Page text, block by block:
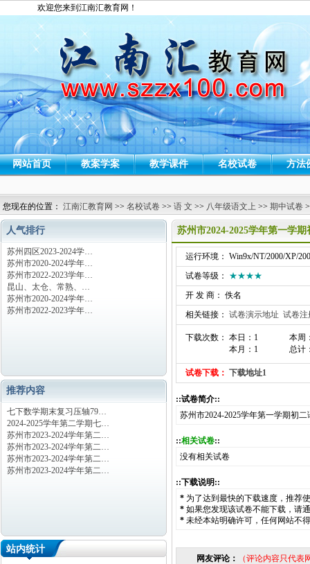
欢迎您来到江南汇教育网！
网站首页 教案学案 教学课件 名校试卷 方法
您现在的位置： 江南汇教育网 >> 名校试卷 >> 语 文 >> 八年级语文上 >> 期中试卷
人气排行
苏州四区2023-2024学…
苏州市2020-2024学年…
苏州市2022-2023学年…
昆山、太仓、常熟、…
苏州市2020-2024学年…
苏州市2022-2023学年…
推荐内容
七下数学期末复习压轴79…
2024-2025学年第二学期七…
苏州市2023-2024学年第二…
苏州市2023-2024学年第二…
苏州市2023-2024学年第二…
苏州市2023-2024学年第二…
站内统计
苏州市2024-2025学年第一学
运行环境： Win9x/NT/2000/XP/
试卷等级： ★★★★
开 发 商： 佚名
相关链接： 试卷演示地址 试卷注
下载次数： 本日：1
本月：1
本周
总计
试卷下载： 下载地址1
::试卷简介::
苏州市2024-2025学年第一学期初
::相关试卷::
没有相关试卷
::下载说明::
* 为了达到最快的下载速度，推荐
* 如果您发现该试卷不能下载，请
* 未经本站明确许可，任何网站不
网友评论： （评论内容只代